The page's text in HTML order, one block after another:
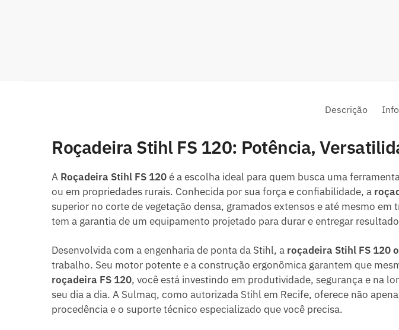
Descrição
Roçadeira Stihl FS 120: Potência,
A Roçadeira Stihl FS 120é a escolha ideal para quem busca uma
ou em propriedades rurais. Conhecida por sua força e confiabilidade, a
superior no corte de vegetação densa, gramados extensos e até mesmo
tem a garantia de um equipamento projetado para durar e entregar
Desenvolvida com a engenharia de ponta da Stihl, a roçadeira Stihl FS 120
trabalho. Seu motor potente e a construção ergonômica garantem que
roçadeira FS 120, você está investindo em produtividade, segurança e na
seu dia a dia. A Sulmaq, como autorizada Stihl em Recife, oferece não
procedência e o suporte técnico especializado que você precisa.